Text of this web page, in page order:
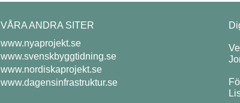
VÅRA ANDRA SITER
www.nyaprojekt.se
www.svenskbyggtidning.se
www.nordiskaprojekt.se
www.dagensinfrastruktur.se